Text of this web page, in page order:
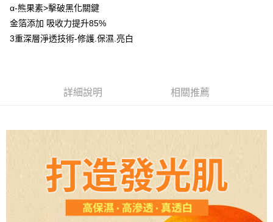
每筆NT$85，滿NT$599(含以上)免運費
(FedEx)海外配送
α-熊果素>擊破黑化關鍵
金箔添加 吸收力提升85%
3重深層淨透技術-修護.保濕.亮白
詳細說明 相關推薦